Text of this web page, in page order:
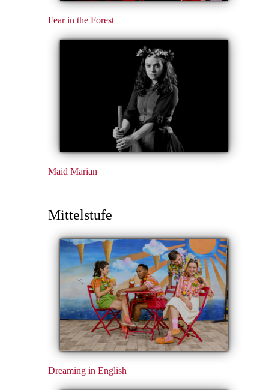
Fear in the Forest
Maid Marian
Mittelstufe
Dreaming in English